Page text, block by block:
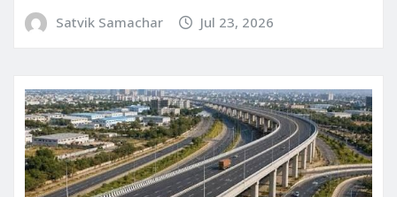
Satvik Samachar Jul 23, 2026